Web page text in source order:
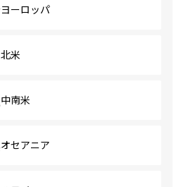
ヨーロッパ
北米
中南米
オセアニア